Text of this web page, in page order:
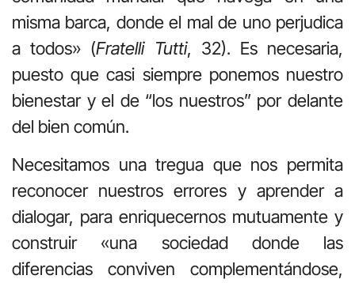
misma barca, donde el mal de uno perjudica
a todos» (Fratelli Tutti, 32). Es necesaria,
puesto que casi siempre ponemos nuestro
bienestar y el de “los nuestros” por delante
del bien común.
Necesitamos una tregua que nos permita
reconocer nuestros errores y aprender a
dialogar, para enriquecernos mutuamente y
construir «una sociedad donde las
diferencias conviven complementándose,